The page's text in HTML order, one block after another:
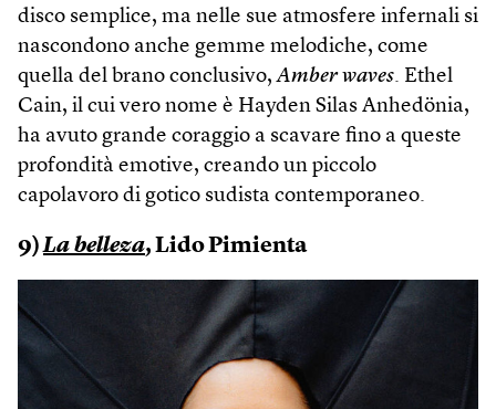
disco semplice, ma nelle sue atmosfere infernali si
nascondono anche gemme melodiche, come
quella del brano conclusivo,Amber waves. Ethel
Cain, il cui vero nome è Hayden Silas Anhedönia,
ha avuto grande coraggio a scavare fino a queste
profondità emotive, creando un piccolo
capolavoro di gotico sudista contemporaneo.
9)La belleza, Lido Pimienta